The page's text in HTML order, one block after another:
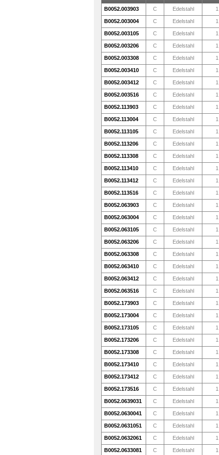
B0052.003903 C Edelstahl
B0052.003004 C Edelstahl
B0052.003105 C Edelstahl
B0052.003206 C Edelstahl
B0052.003308 C Edelstahl
B0052.003410 C Edelstahl
B0052.003412 C Edelstahl
B0052.003516 C Edelstahl
B0052.113903 C Edelstahl
B0052.113004 C Edelstahl
B0052.113105 C Edelstahl
B0052.113206 C Edelstahl
B0052.113308 C Edelstahl
B0052.113410 C Edelstahl
B0052.113412 C Edelstahl
B0052.113516 C Edelstahl
B0052.063903 C Edelstahl
B0052.063004 C Edelstahl
B0052.063105 C Edelstahl
B0052.063206 C Edelstahl
B0052.063308 C Edelstahl
B0052.063410 C Edelstahl
B0052.063412 C Edelstahl
B0052.063516 C Edelstahl
B0052.173903 C Edelstahl
B0052.173004 C Edelstahl
B0052.173105 C Edelstahl
B0052.173206 C Edelstahl
B0052.173308 C Edelstahl
B0052.173410 C Edelstahl
B0052.173412 C Edelstahl
B0052.173516 C Edelstahl
B0052.0639031 C Edelstahl
B0052.0630041 C Edelstahl
B0052.0631051 C Edelstahl
B0052.0632061 C Edelstahl
B0052.0633081 C Edelstahl